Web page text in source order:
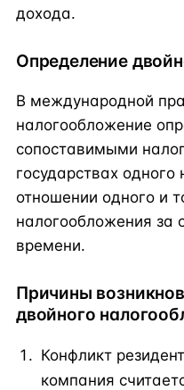
дохода.
Определение
В международной
налогообложение
сопоставимыми
государствах
отношении одного и
налогообложения за
времени.
Причины
двойного
Конфликт
компания